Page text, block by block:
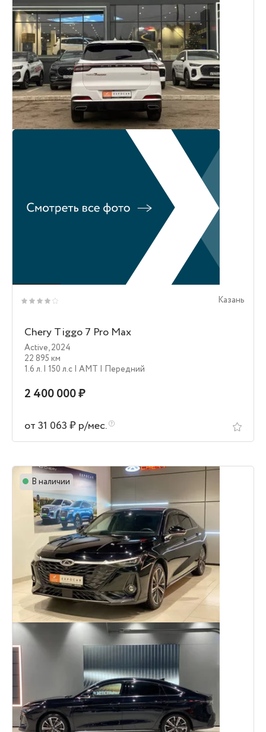
Казань
Chery Tiggo 7 Pro Max
Active,2024
22 895 км
1.6 л. | 150 л.c | AMT | Передний
2 400 000 ₽
от 31 063 ₽ р/мес.
В наличии